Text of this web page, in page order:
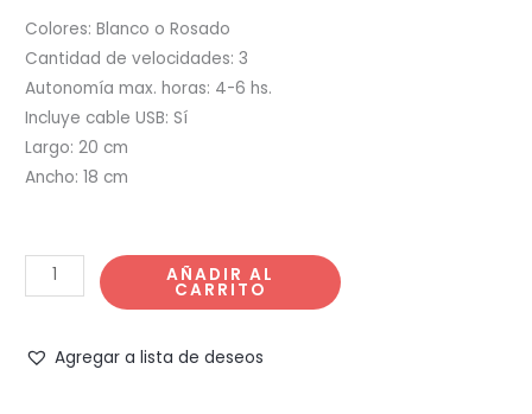
Colores: Blanco o Rosado
Cantidad de velocidades: 3
Autonomía max. horas: 4-6 hs.
Incluye cable USB: Sí
Largo: 20 cm
Ancho: 18 cm
VENTILADOR
DE
PORTATIL
AÑADIR AL
CARRITO
Agregar a lista de deseos